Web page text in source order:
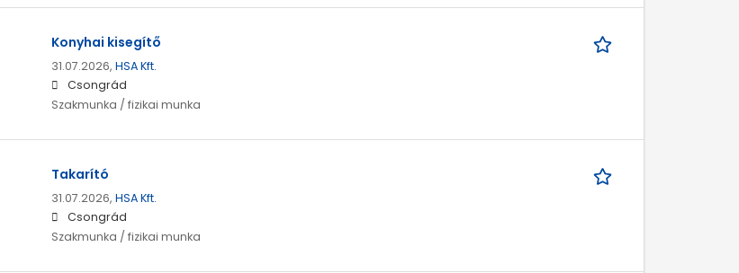
Konyhai kisegítő
31.07.2026, HSA Kft.
Csongrád
Szakmunka / fizikai munka
Takarító
31.07.2026, HSA Kft.
Csongrád
Szakmunka / fizikai munka